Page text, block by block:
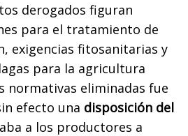
derogados figuran
para el tratamiento de
exigencias fitosanitarias y
para la agricultura
normativas eliminadas fue
efecto una disposición del
a los productores a